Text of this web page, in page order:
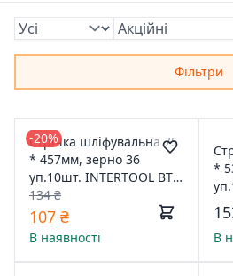
Фільтри
-20%
Стрічка шліфувальна 75
* 457мм, зерно 36
уп.10шт. INTERTOOL BT-
0303
134 ₴
107 ₴
В наявності
*
В